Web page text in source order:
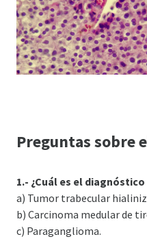
Preguntas sobre
1.- ¿Cuál es el
a) Tumor trabecular
b) Carcinoma medular de
c) Paraganglioma.